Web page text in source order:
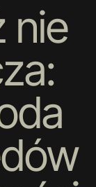
nie